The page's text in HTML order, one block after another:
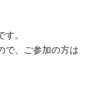
。
で、ご参加の方は